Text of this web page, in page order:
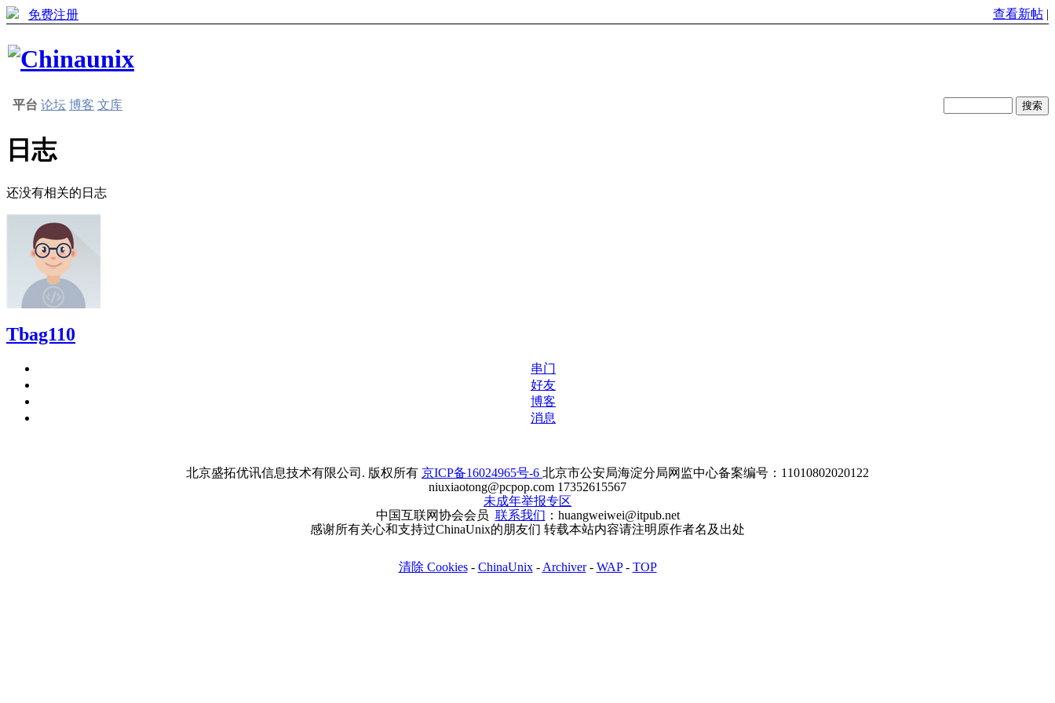
免费注册 查看新帖 |
平台 论坛 博客 文库
日志
还没有相关的日志
Tbag110
串门
好友
博客
消息
北京盛拓优讯信息技术有限公司. 版权所有 京ICP备16024965号-6 北京市公安局海淀分局网监中心备案编号：11010802020122
niuxiaotong@pcpop.com 17352615567
未成年举报专区
中国互联网协会会员 联系我们 ：huangweiwei@itpub.net
感谢所有关心和支持过ChinaUnix的朋友们 转载本站内容请注明原作者名及出处
清除 Cookies- ChinaUnix- Archiver- WAP- TOP